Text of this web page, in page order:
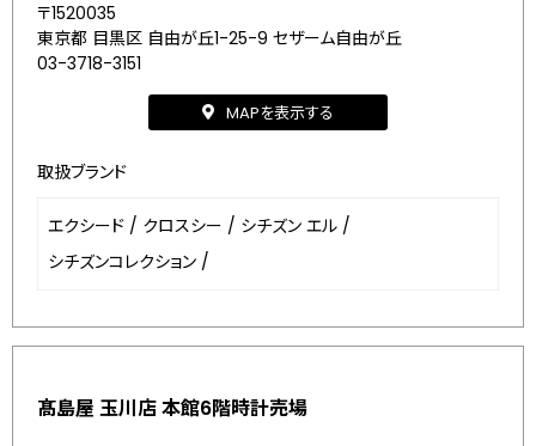
〒1520035
東京都 目黒区 自由が丘1-25-9 セザーム自由が丘
03-3718-3151
MAPを表示する
取扱ブランド
エクシード / クロスシー / シチズン エル /
シチズンコレクション /
髙島屋 玉川店 本館6階時計売場